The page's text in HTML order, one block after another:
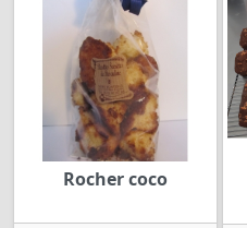
Rocher coco